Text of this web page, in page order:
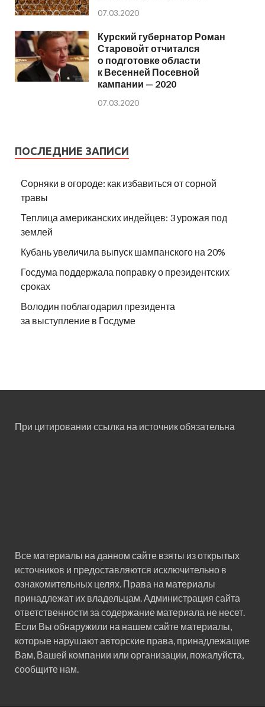
07.03.2020
Курский губернатор Роман
Старовойт отчитался
о подготовке области
к Весенней Посевной
кампании — 2020
07.03.2020
ПОСЛЕДНИЕ ЗАПИСИ
Сорняки в огороде: как избавиться от сорной
травы
Теплица американских индейцев: 3 урожая под
землей
Кубань увеличила выпуск шампанского на 20%
Госдума поддержала поправку о президентских
сроках
Володин поблагодарил президента
за выступление в Госдуме
При цитировании ссылка на источник обязательна
Все материалы на данном сайте взяты из открытых
источников и предоставляются исключительно в
ознакомительных целях. Права на материалы
принадлежат их владельцам. Администрация сайта
ответственности за содержание материала не несет.
Если Вы обнаружили на нашем сайте материалы,
которые нарушают авторские права, принадлежащие
Вам, Вашей компании или организации, пожалуйста,
сообщите нам.